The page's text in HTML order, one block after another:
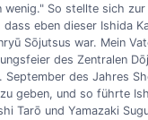
wenig." So stellte sich
dass eben dieser Ishida
Sōjutsus war. Mein
des Zentralen
des Jahres
geben, und so führte
Tarō und Yamazaki